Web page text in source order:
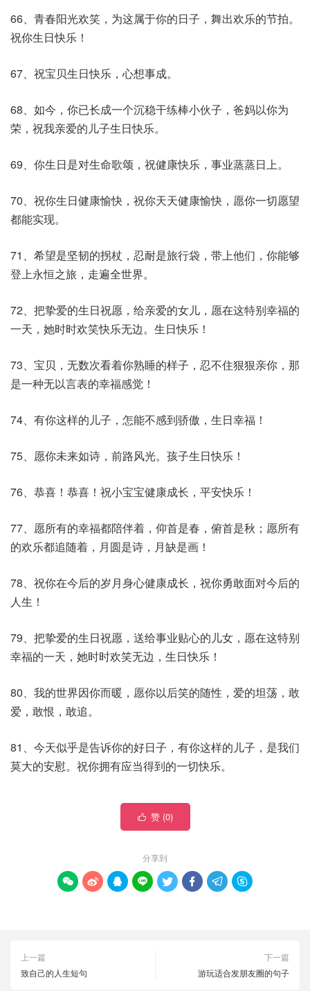
66、青春阳光欢笑，为这属于你的日子，舞出欢乐的节拍。
祝你生日快乐！
67、祝宝贝生日快乐，心想事成。
68、如今，你已长成一个沉稳干练棒小伙子，爸妈以你为
荣，祝我亲爱的儿子生日快乐。
69、你生日是对生命歌颂，祝健康快乐，事业蒸蒸日上。
70、祝你生日健康愉快，祝你天天健康愉快，愿你一切愿望
都能实现。
71、希望是坚韧的拐杖，忍耐是旅行袋，带上他们，你能够
登上永恒之旅，走遍全世界。
72、把挚爱的生日祝愿，给亲爱的女儿，愿在这特别幸福的
一天，她时时欢笑快乐无边。生日快乐！
73、宝贝，无数次看着你熟睡的样子，忍不住狠狠亲你，那
是一种无以言表的幸福感觉！
74、有你这样的儿子，怎能不感到骄傲，生日幸福！
75、愿你未来如诗，前路风光。孩子生日快乐！
76、恭喜！恭喜！祝小宝宝健康成长，平安快乐！
77、愿所有的幸福都陪伴着，仰首是春，俯首是秋；愿所有
的欢乐都追随着，月圆是诗，月缺是画！
78、祝你在今后的岁月身心健康成长，祝你勇敢面对今后的
人生！
79、把挚爱的生日祝愿，送给事业贴心的儿女，愿在这特别
幸福的一天，她时时欢笑无边，生日快乐！
80、我的世界因你而暖，愿你以后笑的随性，爱的坦荡，敢
爱，敢恨，敢追。
81、今天似乎是告诉你的好日子，有你这样的儿子，是我们
莫大的安慰。祝你拥有应当得到的一切快乐。
 赞 (0)
分享到
       
上一篇
致自己的人生短句
下一篇
游玩适合发朋友圈的句子